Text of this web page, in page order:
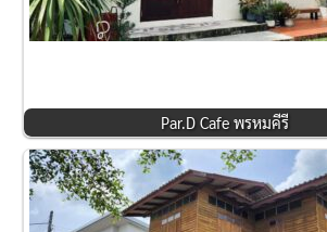
Par.D Cafe พรหมคีรี